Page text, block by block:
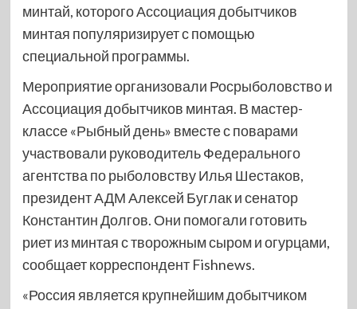
минтай, которого Ассоциация добытчиков
минтая популяризирует с помощью
специальной программы.
Мероприятие организовали Росрыболовство и
Ассоциация добытчиков минтая. В мастер-
классе «Рыбный день» вместе с поварами
участвовали руководитель Федерального
агентства по рыболовству Илья Шестаков,
президент АДМ Алексей Буглак и сенатор
Константин Долгов. Они помогали готовить
риет из минтая с творожным сыром и огурцами,
сообщает корреспондент Fishnews.
«Россия является крупнейшим добытчиком